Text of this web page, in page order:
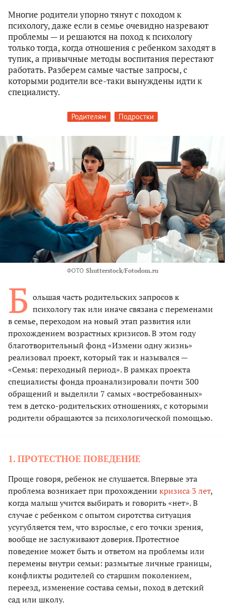
Многие родители упорно тянут с походом к
психологу, даже если в семье очевидно назревают
проблемы — и решаются на поход к психологу
только тогда, когда отношения с ребенком заходят в
тупик, а привычные методы воспитания перестают
работать. Разберем самые частые запросы, с
которыми родители все-таки вынуждены идти к
специалисту.
Родителям Подростки
ФОТО Shutterstock/Fotodom.ru
Б ольшая часть родительских запросов к
психологу так или иначе связана с переменами
в семье, переходом на новый этап развития или
прохождением возрастных кризисов. В этом году
благотворительный фонд «Измени одну жизнь»
реализовал проект, который так и назывался —
«Семья: переходный период». В рамках проекта
специалисты фонда проанализировали почти 300
обращений и выделили 7 самых «востребованных»
тем в детско-родительских отношениях, с которыми
родители обращаются за психологической помощью.
1. ПРОТЕСТНОЕ ПОВЕДЕНИЕ
Проще говоря, ребенок не слушается. Впервые эта
проблема возникает при прохождении кризиса 3 лет,
когда малыш учится выбирать и говорить «нет». В
случае с ребенком с опытом сиротства ситуация
усугубляется тем, что взрослые, с его точки зрения,
вообще не заслуживают доверия. Протестное
поведение может быть и ответом на проблемы или
перемены внутри семьи: размытые личные границы,
конфликты родителей со старшим поколением,
переезд, изменение состава семьи, поход в детский
сад или школу.